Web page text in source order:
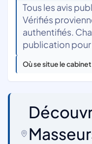
Tous les avis
Vérifiés
authentifiés.
publication
Où se situe le